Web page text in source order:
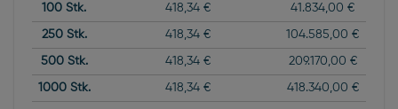
100 Stk. 418,34 € 41.834,00 €
250Stk. 418,34 € 104.585,00 €
500Stk. 418,34 € 209.170,00 €
1000Stk. 418,34 € 418.340,00 €